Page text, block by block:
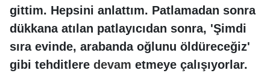
gittim. Hepsini anlattım. Patlamadan sonra
dükkana atılan patlayıcıdan sonra, 'Şimdi
sıra evinde, arabanda oğlunu öldüreceğiz'
gibi tehditlere devam etmeye çalışıyorlar.